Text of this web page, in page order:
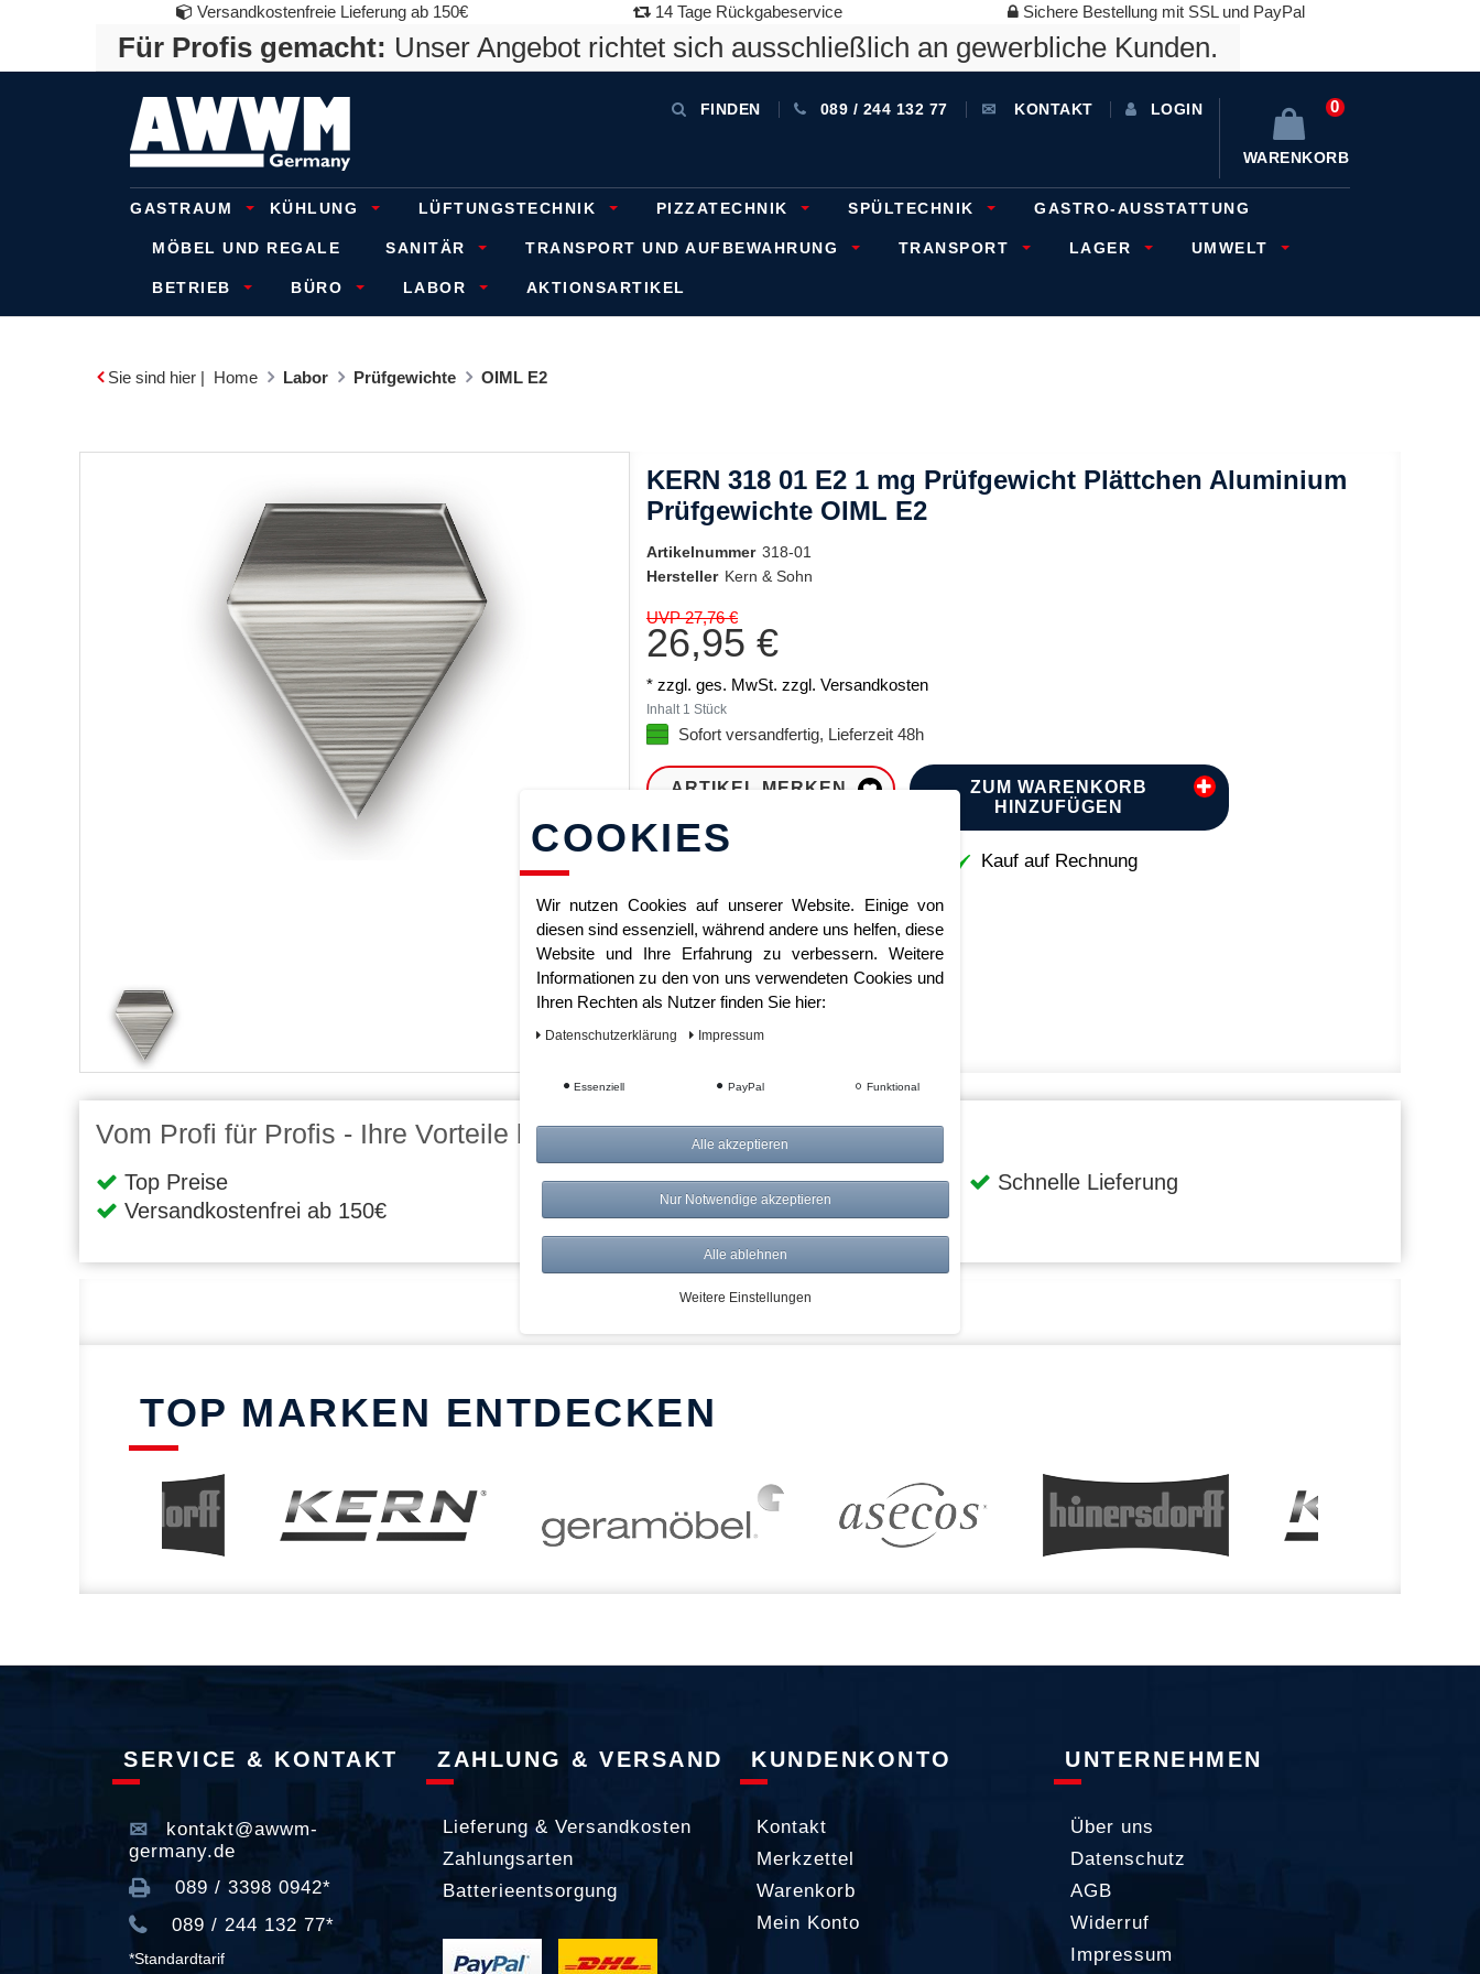
Versandkostenfreie Lieferung ab 150€ 14 Tage Rückgabeservice Sichere Bestellung mit SSL und PayPal
Für Profis gemacht: Unser Angebot richtet sich ausschließlich an gewerbliche Kunden.
FINDEN 089 / 244 132 77 KONTAKT LOGIN 0
WARENKORB
GASTRAUM KÜHLUNG LÜFTUNGSTECHNIK PIZZATECHNIK SPÜLTECHNIK GASTRO-AUSSTATTUNG
MÖBEL UND REGALE SANITÄR TRANSPORT UND AUFBEWAHRUNG TRANSPORT LAGER UMWELT
BETRIEB BÜRO LABOR AKTIONSARTIKEL
Sie sind hier | Home Labor Prüfgewichte OIML E2
KERN 318 01 E2 1 mg Prüfgewicht Plättchen Aluminium
Prüfgewichte OIML E2
Artikelnummer 318-01
Hersteller Kern & Sohn
UVP 27,76 €
26,95 €
* zzgl. ges. MwSt. zzgl. Versandkosten
Inhalt 1 Stück
Sofort versandfertig, Lieferzeit 48h
ARTIKEL MERKEN
ZUM WARENKORB
HINZUFÜGEN
Kauf auf Rechnung
Vom Profi für Profis - Ihre Vorteile bei AWWM:
Top Preise
Versandkostenfrei ab 150€
Risikolos: 14 Tage Rückgabe
Über 20.000 Artikel
Schnelle Lieferung
TOP MARKEN ENTDECKEN
SERVICE & KONTAKT
kontakt@awwm-
germany.de
089 / 3398 0942*
089 / 244 132 77*
*Standardtarif
ZAHLUNG & VERSAND
Lieferung & Versandkosten
Zahlungsarten
Batterieentsorgung
KUNDENKONTO
Kontakt
Merkzettel
Warenkorb
Mein Konto
UNTERNEHMEN
Über uns
Datenschutz
AGB
Widerruf
Impressum
COOKIES
Wir nutzen Cookies auf unserer Website. Einige von
diesen sind essenziell, während andere uns helfen, diese
Website und Ihre Erfahrung zu verbessern. Weitere
Informationen zu den von uns verwendeten Cookies und
Ihren Rechten als Nutzer finden Sie hier:
Daten­schutz­erklärung Impressum
Essenziell PayPal Funktional
Alle akzeptieren
Nur Notwendige akzeptieren
Alle ablehnen
Weitere Einstellungen